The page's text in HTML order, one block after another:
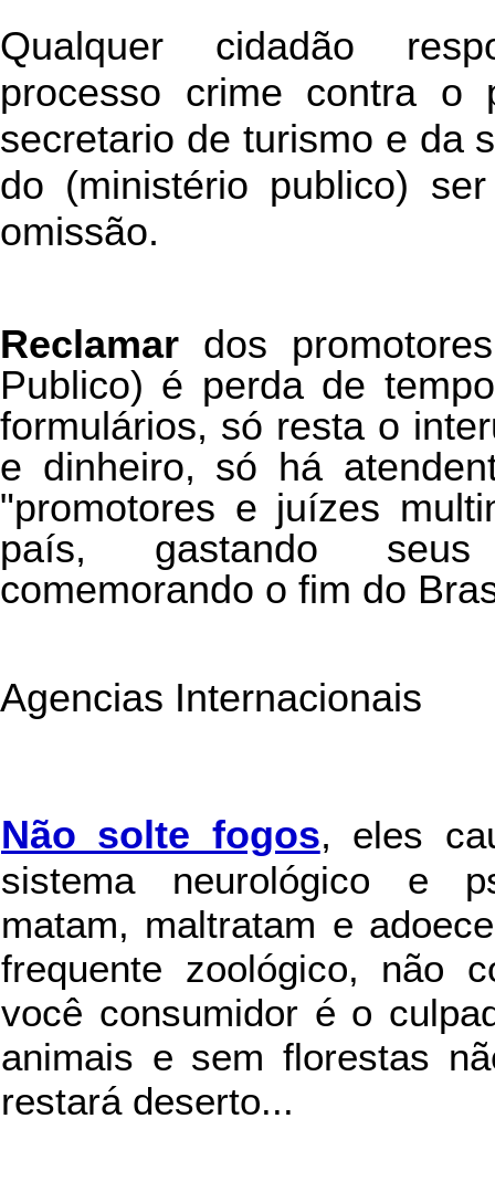
Qualquer cidadão
processo crime contra o
secretario de turismo e da
do (ministério publico)
omissão.
Reclamar dos
Publico) é perda de
formulários, só resta o
e dinheiro, só há
"promotores e juízes
país, gastando seus
comemorando o fim do
Agencias Internacionais
Não solte fogos, eles
sistema neurológico e
matam, maltratam e
frequente zoológico, não
você consumidor é o
animais e sem florestas
restará deserto...